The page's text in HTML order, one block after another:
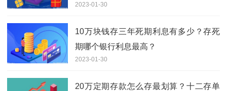
2023-01-30
10万块钱存三年死期利息有多少？存死
期哪个银行利息最高？
2023-01-30
20万定期存款怎么存最划算？十二存单